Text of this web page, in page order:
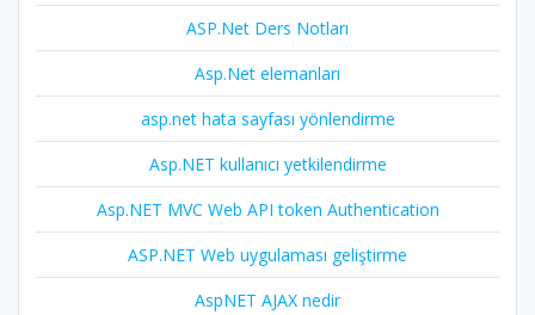
ASP.Net Ders Notları
Asp.Net elemanları
asp.net hata sayfası yönlendirme
Asp.NET kullanıcı yetkilendirme
Asp.NET MVC Web API token Authentication
ASP.NET Web uygulaması geliştirme
AspNET AJAX nedir